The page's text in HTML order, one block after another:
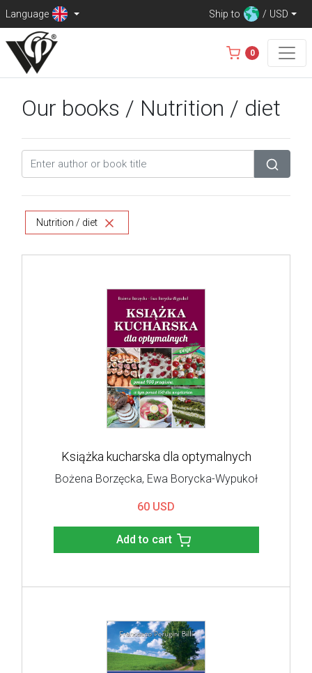
Language Ship to / USD
0
Our books / Nutrition / diet
Nutrition / diet
Książka kucharska dla optymalnych
Bożena Borzęcka, Ewa Borycka-Wypukoł
60 USD
Add to cart